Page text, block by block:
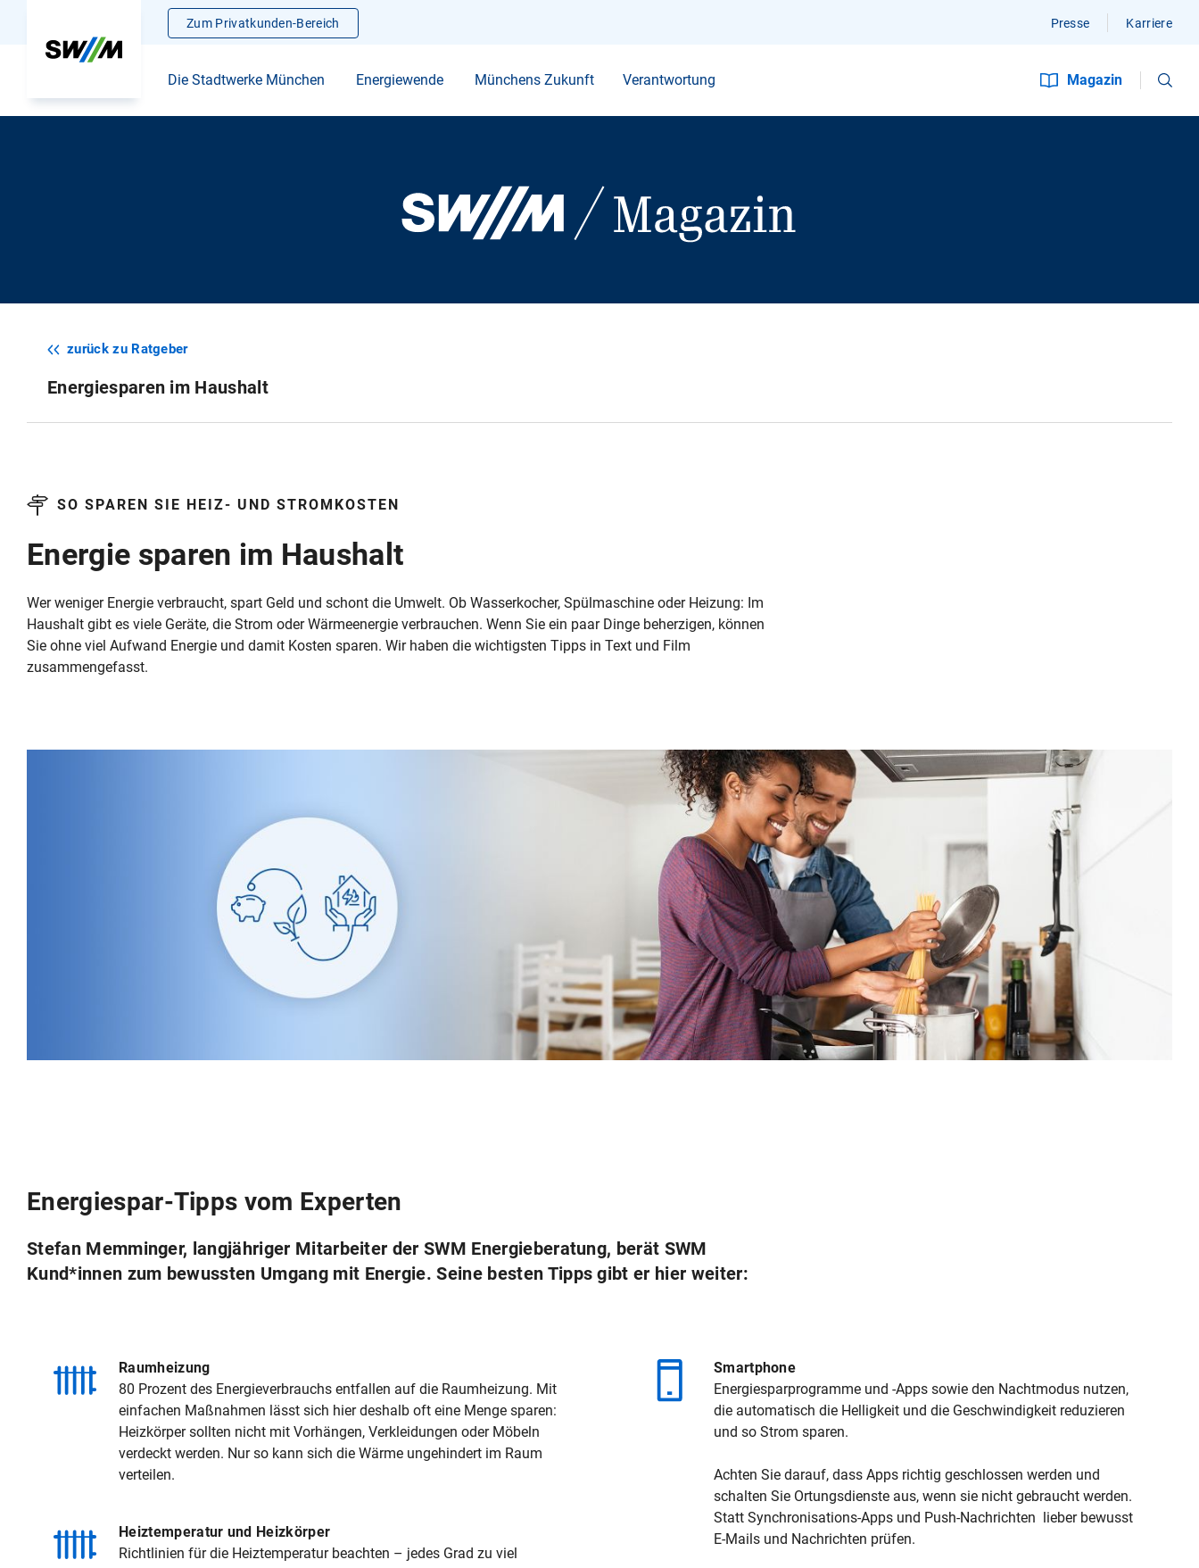
Zum Privatkunden-Bereich Presse Karriere
Die Stadtwerke München Energiewende Münchens Zukunft Verantwortung Magazin
zurück zu Ratgeber
Energiesparen im Haushalt
SO SPAREN SIE HEIZ- UND STROMKOSTEN
Energie sparen im Haushalt
Wer weniger Energie verbraucht, spart Geld und schont die Umwelt. Ob Wasserkocher, Spülmaschine oder Heizung: Im
Haushalt gibt es viele Geräte, die Strom oder Wärmeenergie verbrauchen. Wenn Sie ein paar Dinge beherzigen, können
Sie ohne viel Aufwand Energie und damit Kosten sparen. Wir haben die wichtigsten Tipps in Text und Film
zusammengefasst.
Energiespar-Tipps vom Experten
Stefan Memminger, langjähriger Mitarbeiter der SWM Energieberatung, berät SWM
Kund*innen zum bewussten Umgang mit Energie. Seine besten Tipps gibt er hier weiter:
Raumheizung
80 Prozent des Energieverbrauchs entfallen auf die Raumheizung. Mit
einfachen Maßnahmen lässt sich hier deshalb oft eine Menge sparen:
Heizkörper sollten nicht mit Vorhängen, Verkleidungen oder Möbeln
verdeckt werden. Nur so kann sich die Wärme ungehindert im Raum
verteilen.
Heiztemperatur und Heizkörper
Richtlinien für die Heiztemperatur beachten – jedes Grad zu viel
Smartphone
Energiesparprogramme und -Apps sowie den Nachtmodus nutzen,
die automatisch die Helligkeit und die Geschwindigkeit reduzieren
und so Strom sparen.
Achten Sie darauf, dass Apps richtig geschlossen werden und
schalten Sie Ortungsdienste aus, wenn sie nicht gebraucht werden.
Statt Synchronisations-Apps und Push-Nachrichten lieber bewusst
E-Mails und Nachrichten prüfen.